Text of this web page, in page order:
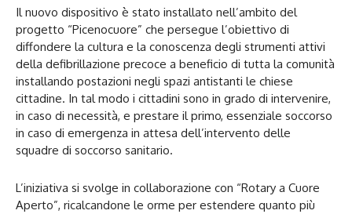
Il nuovo dispositivo è stato installato nell’ambito del
progetto “Picenocuore” che persegue l’obiettivo di
diffondere la cultura e la conoscenza degli strumenti attivi
della defibrillazione precoce a beneficio di tutta la comunità
installando postazioni negli spazi antistanti le chiese
cittadine. In tal modo i cittadini sono in grado di intervenire,
in caso di necessità, e prestare il primo, essenziale soccorso
in caso di emergenza in attesa dell’intervento delle
squadre di soccorso sanitario.
L’iniziativa si svolge in collaborazione con “Rotary a Cuore
Aperto”, ricalcandone le orme per estendere quanto più